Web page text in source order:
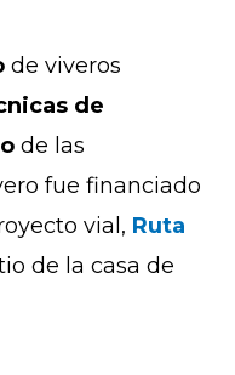
de viveros
de
de las
fue financiado
vial, Ruta
de la casa de